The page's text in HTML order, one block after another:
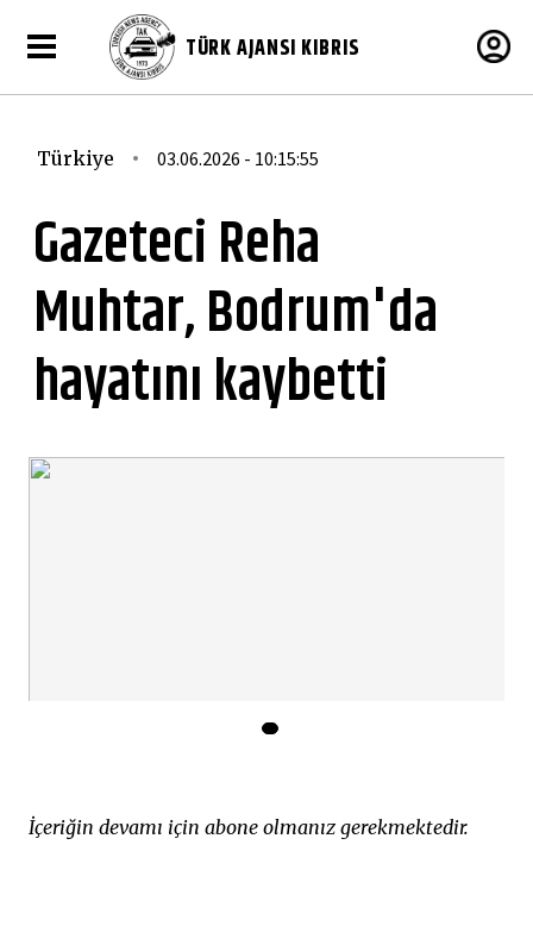
TÜRK AJANSI KIBRIS
Türkiye 03.06.2026 - 10:15:55
Gazeteci Reha
Muhtar, Bodrum'da
hayatını kaybetti
İçeriğin devamı için abone olmanız gerekmektedir.